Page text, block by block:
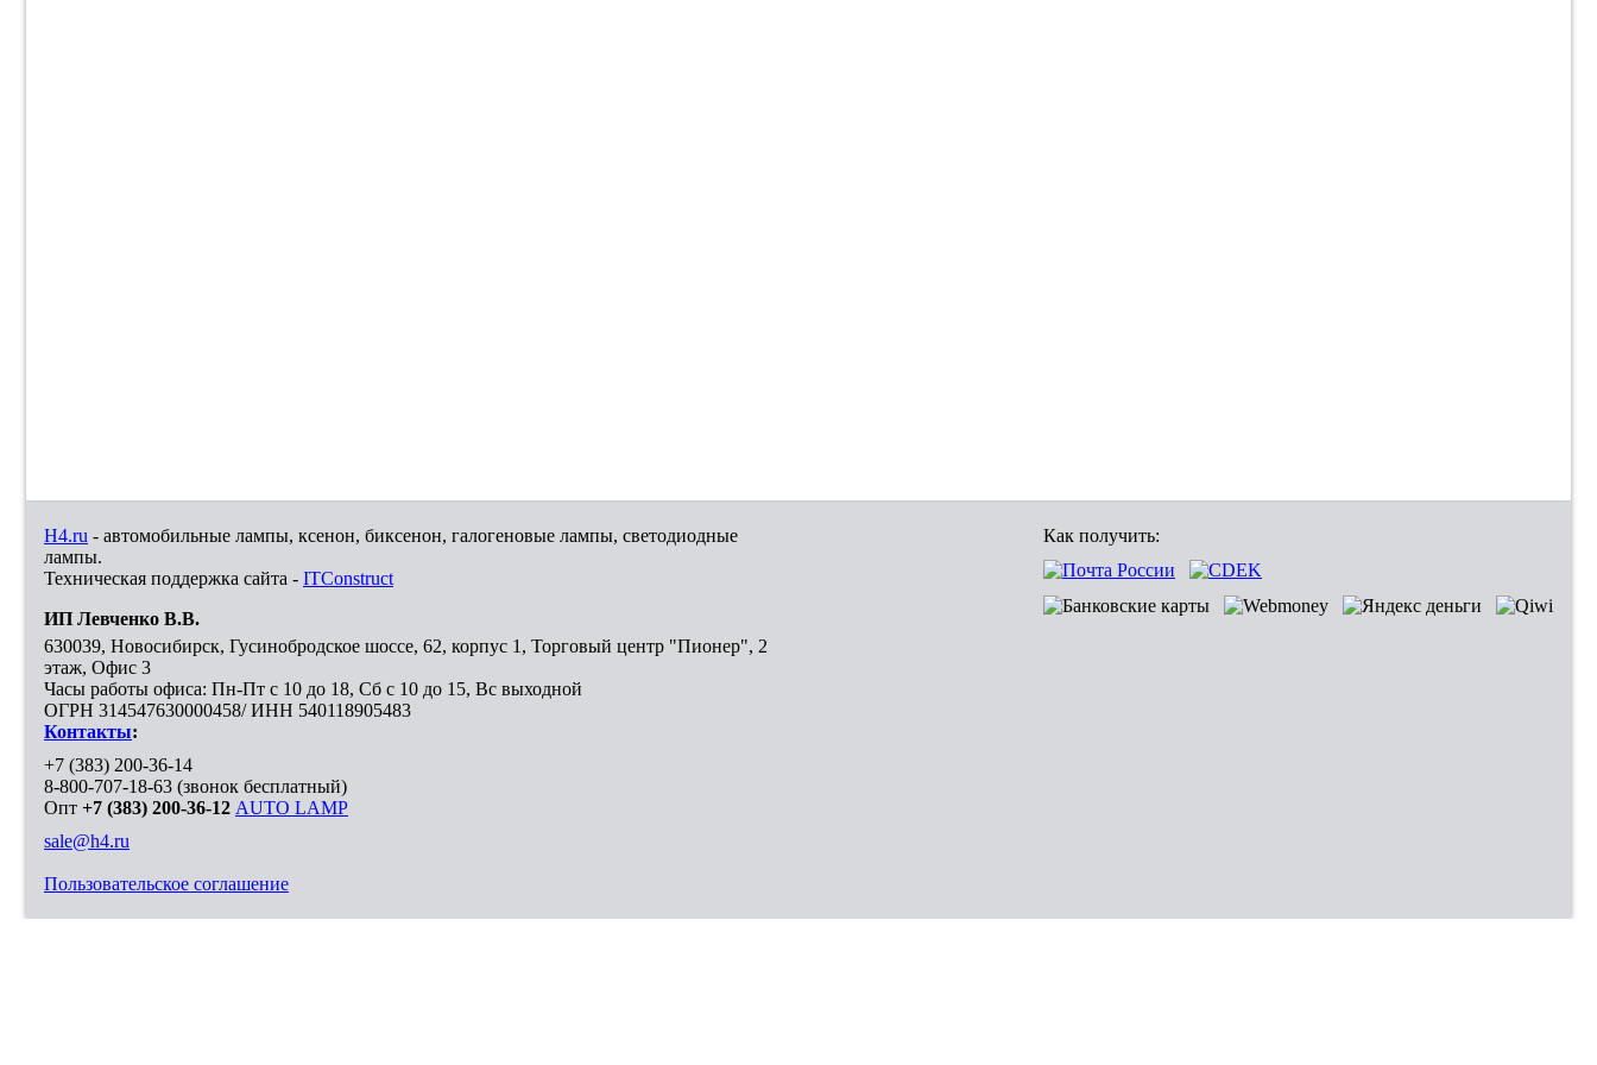
H4.ru - автомобильные лампы, ксенон, биксенон, галогеновые лампы, светодиодные
лампы.
Техническая поддержка сайта - ITConstruct
ИП Левченко В.В.
630039, Новосибирск, Гусинобродское шоссе, 62, корпус 1, Торговый центр "Пионер", 2
этаж, Офис 3
Часы работы офиса: Пн-Пт с 10 до 18, Сб с 10 до 15, Вс выходной
ОГРН 314547630000458/ ИНН 540118905483
Контакты:
+7 (383) 200-36-14
8-800-707-18-63 (звонок бесплатный)
Опт +7 (383) 200-36-12 AUTO LAMP
sale@h4.ru
Пользовательское соглашение
Как получить: